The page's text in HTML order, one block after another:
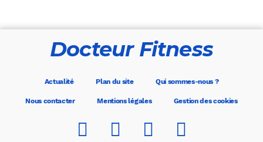
Docteur Fitness
Actualité Plan du site Qui sommes-nous ?
Nous contacter Mentions légales Gestion des cookies